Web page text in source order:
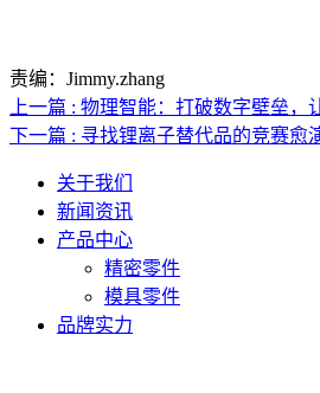
责编：Jimmy.zhang
上一篇 : 物理智能：打破数字壁垒，
下一篇 : 寻找锂离子替代品的竞赛愈
关于我们
新闻资讯
产品中心
精密零件
模具零件
品牌实力